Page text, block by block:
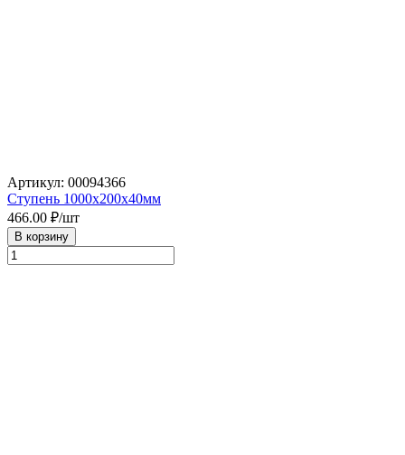
Артикул: 00094366
Ступень 1000х200х40мм
466.00 ₽/шт
В корзину